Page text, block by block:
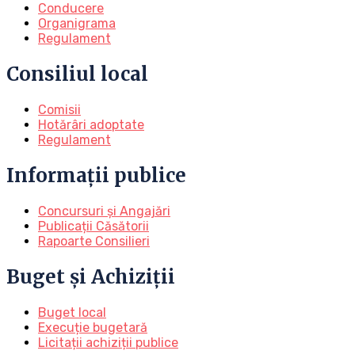
Conducere
Organigrama
Regulament
Consiliul local
Comisii
Hotărâri adoptate
Regulament
Informații publice
Concursuri și Angajări
Publicații Căsătorii
Rapoarte Consilieri
Buget și Achiziții
Buget local
Execuție bugetară
Licitații achiziții publice